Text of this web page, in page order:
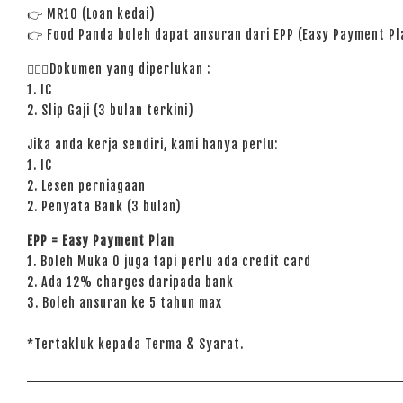
👉 MR10 (Loan kedai)
👉 Food Panda boleh dapat ansuran dari EPP (Easy Payment
🙋🏻‍♀️Dokumen yang diperlukan :
1. IC
2. Slip Gaji (3 bulan terkini)
Jika anda kerja sendiri, kami hanya perlu:
1. IC
2. Lesen perniagaan
2. Penyata Bank (3 bulan)
EPP = Easy Payment Plan
1. Boleh Muka 0 juga tapi perlu ada credit card
2. Ada 12% charges daripada bank
3. Boleh ansuran ke 5 tahun max
*Tertakluk kepada Terma & Syarat.